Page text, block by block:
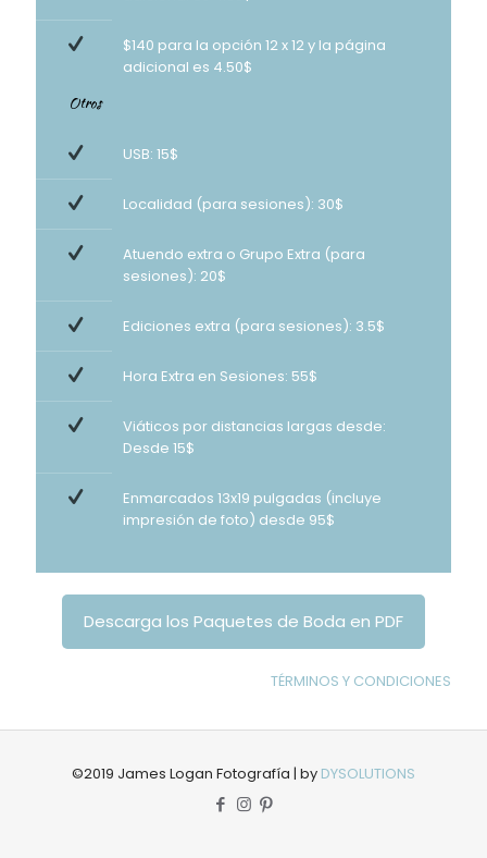
$140 para la opción 12 x 12 y la página
adicional es 4.50$
Otros
USB: 15$
Localidad (para sesiones): 30$
Atuendo extra o Grupo Extra (para
sesiones): 20$
Ediciones extra (para sesiones): 3.5$
Hora Extra en Sesiones: 55$
Viáticos por distancias largas desde:
Desde 15$
Enmarcados 13x19 pulgadas (incluye
impresión de foto) desde 95$
Descarga los Paquetes de Boda en PDF
TÉRMINOS Y CONDICIONES
©2019 James Logan Fotografía | by DYSOLUTIONS